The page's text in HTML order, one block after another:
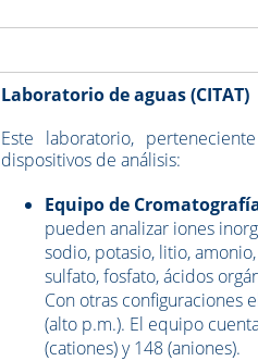
Laboratorio de aguas (CITAT)
Este laboratorio,
dispositivos de análisis:
Equipo de
pueden analizar iones
sodio, potasio, litio,
sulfato, fosfato, ácidos
Con otras configuraciones
(alto p.m.). El equipo
(cationes) y 148 (aniones).